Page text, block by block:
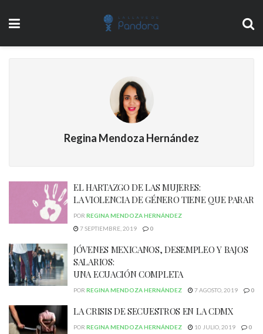
Regina Mendoza Hernández
EL HARTAZGO DE LAS MUJERES:
LA VIOLENCIA DE GÉNERO TIENE QUE PARAR
POR REGINA MENDOZA HERNÁNDEZ
7 SEPTIEMBRE, 2019
0
JÓVENES MEXICANOS, DESEMPLEO Y BAJOS
SALARIOS:
UNA ECUACIÓN COMPLETA
POR REGINA MENDOZA HERNÁNDEZ 7 AGOSTO, 2019 0
LA CRISIS DE SECUESTROS EN LA CDMX
POR REGINA MENDOZA HERNÁNDEZ 10 JULIO, 2019 0